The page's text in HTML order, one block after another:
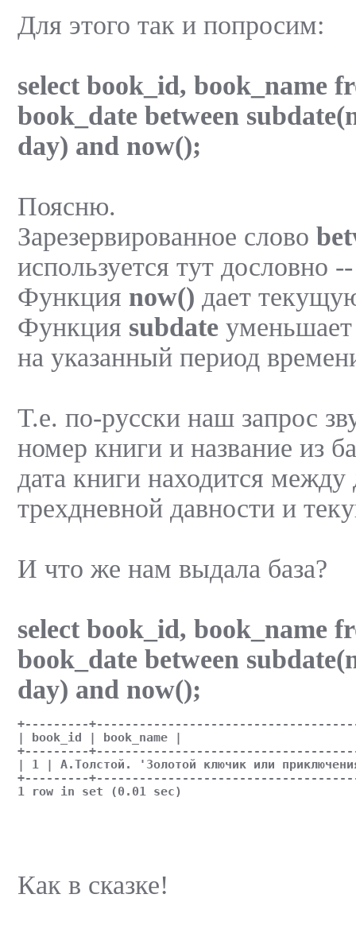
Для этого так и попросим:
select book_id, book_name
book_date between
day) and now();
Поясню.
Зарезервированное слово
используется тут дословно
Функция now() дает
Функция subdate
на указанный период
Т.е. по-русски наш запрос
номер книги и название из
дата книги находится между
трехдневной давности и
И что же нам выдала база?
select book_id, book_name
book_date between
day) and now();
+---------
| book_id | book_name |
+---------
| 1 | А.Толстой. 'Золотой ключик или
+---------
1 row in set (0.01 sec)
Как в сказке!